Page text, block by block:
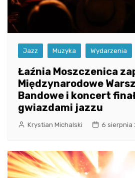
Jazz Muzyka Wydarzenia
Łaźnia Moszczenica
Międzynarodowe
Bandowe i koncert
gwiazdami jazzu
Krystian Michalski 6 sierpnia